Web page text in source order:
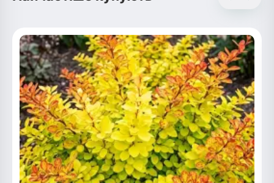
Азіатська груша
М'ята
Бамбук
Пряні трави
Очиток (седум)
Вівсяниця
Барвінок
Чемерник (морозник)
Рослини що в'ються
Гліцинія (Вістерія)